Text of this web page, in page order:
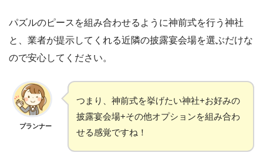
パズルのピースを組み合わせるように神前式を行う神社
と、業者が提示してくれる近隣の披露宴会場を選ぶだけな
ので安心してください。
プランナー
つまり、神前式を挙げたい神社+お好みの
披露宴会場+その他オプションを組み合わ
せる感覚ですね！